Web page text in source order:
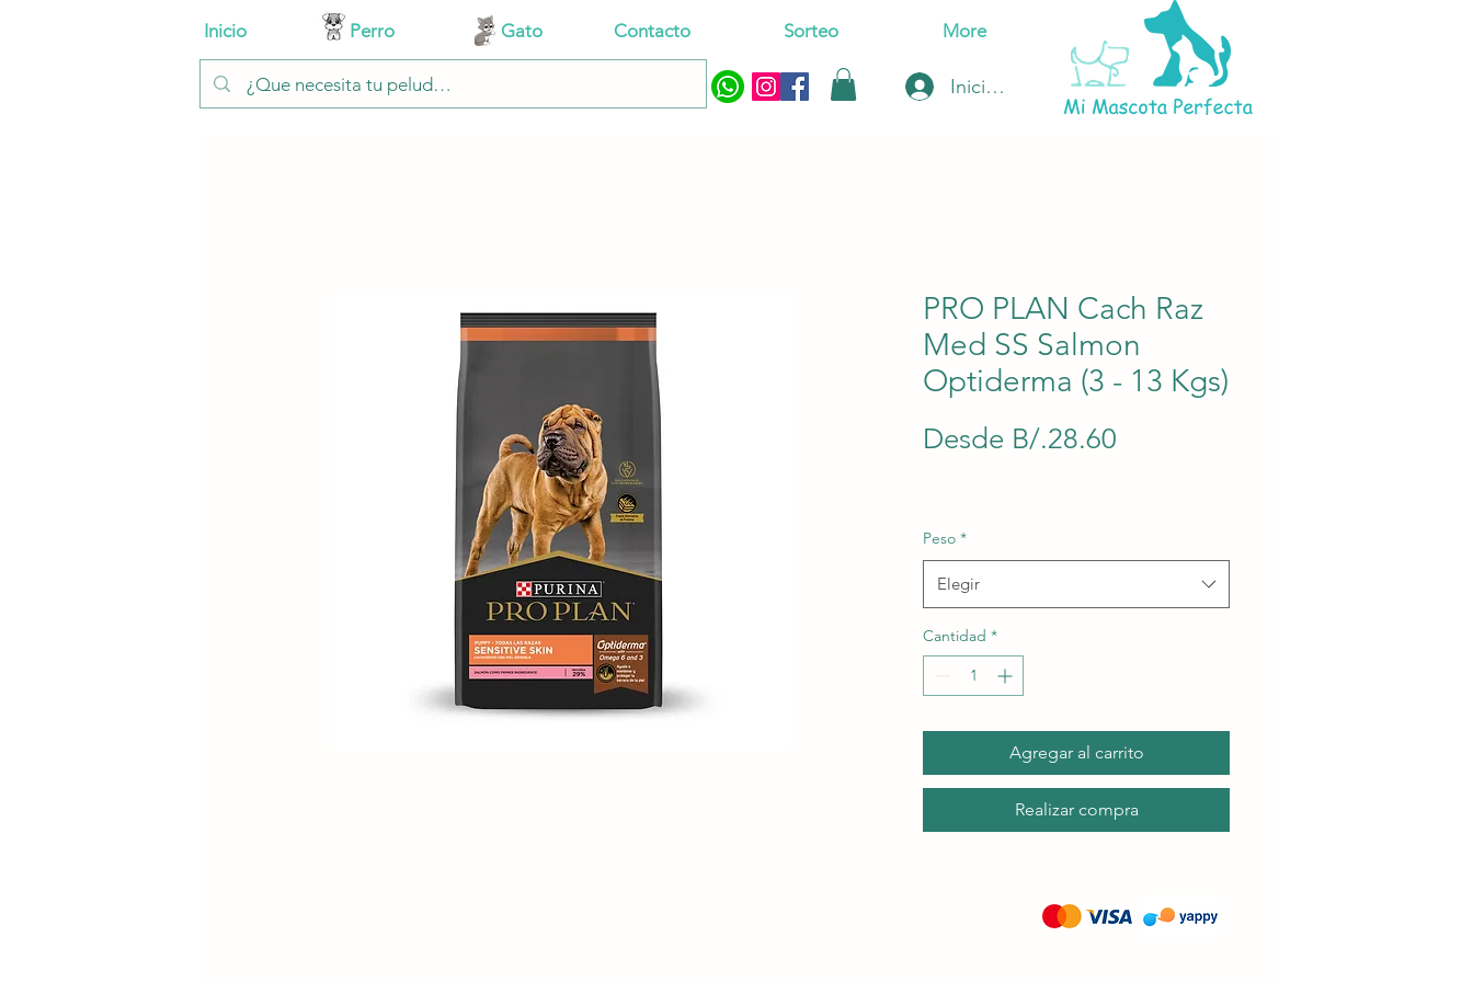
Inicio Perro Gato Contacto Sorteo More
Iniciar sesión
PRO PLAN Cach Raz
Med SS Salmon
Optiderma (3 - 13 Kgs)
Desde B/.28.60
Peso *
Elegir
Cantidad *
Agregar al carrito
Realizar compra